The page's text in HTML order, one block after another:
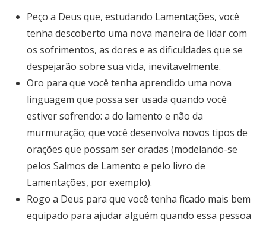
Peço a Deus que, estudando Lamentações, você
tenha descoberto uma nova maneira de lidar com
os sofrimentos, as dores e as dificuldades que se
despejarão sobre sua vida, inevitavelmente.
Oro para que você tenha aprendido uma nova
linguagem que possa ser usada quando você
estiver sofrendo: a do lamento e não da
murmuração; que você desenvolva novos tipos de
orações que possam ser oradas (modelando-se
pelos Salmos de Lamento e pelo livro de
Lamentações, por exemplo).
Rogo a Deus para que você tenha ficado mais bem
equipado para ajudar alguém quando essa pessoa